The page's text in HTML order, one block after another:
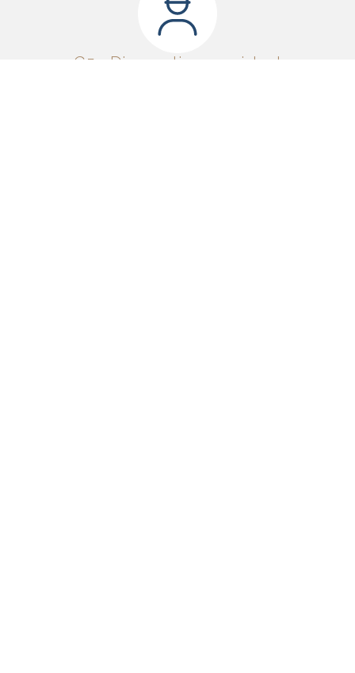
G5 - Diagnostic sur existant